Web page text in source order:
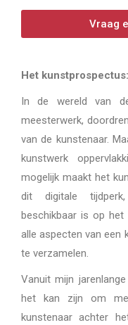
Vraag
Het
In de wereld van
meesterwerk,
van de kunstenaar.
kunstwerk
mogelijk maakt het
dit digitale
beschikbaar is op
alle aspecten van een
te verzamelen.
Vanuit mijn
het kan zijn om
kunstenaar achter